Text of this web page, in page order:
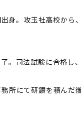
身。攻玉社高校か
。司法試験に合格し
所にて研鑽を積んだ